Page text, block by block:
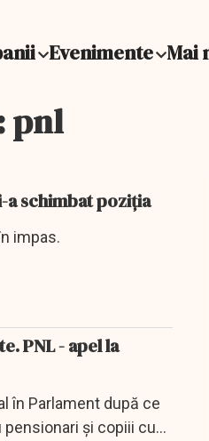
Evenimente Mai
pnl
a schimbat poziţia
impas.
PNL - apel la
în Parlament după ce
pensionari şi copiii cu